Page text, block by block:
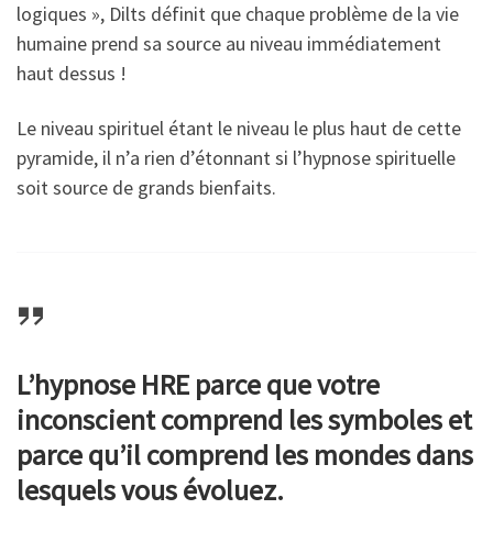
logiques », Dilts définit que chaque problème de la vie
humaine prend sa source au niveau immédiatement
haut dessus !
Le niveau spirituel étant le niveau le plus haut de cette
pyramide, il n’a rien d’étonnant si l’hypnose spirituelle
soit source de grands bienfaits.
L’hypnose HRE parce que votre
inconscient comprend les symboles et
parce qu’il comprend les mondes dans
lesquels vous évoluez.